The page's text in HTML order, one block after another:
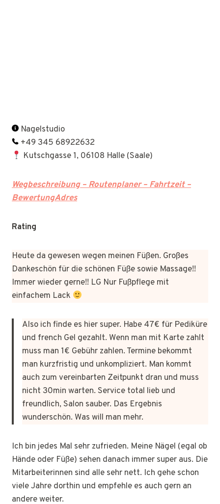
Nagelstudio
+49 345 68922632
Kutschgasse 1, 06108 Halle (Saale)
Wegbeschreibung – Routenplaner – Fahrtzeit –
BewertungAdres
Rating
Heute da gewesen wegen meinen Füßen. Großes
Dankeschön für die schönen Füße sowie Massage!!
Immer wieder gerne!! LG Nur Fußpflege mit
einfachem Lack
Also ich finde es hier super. Habe 47€ für Pediküre
und french Gel gezahlt. Wenn man mit Karte zahlt
muss man 1€ Gebühr zahlen. Termine bekommt
man kurzfristig und unkompliziert. Man kommt
auch zum vereinbarten Zeitpunkt dran und muss
nicht 30min warten. Service total lieb und
freundlich, Salon sauber. Das Ergebnis
wunderschön. Was will man mehr.
Ich bin jedes Mal sehr zufrieden. Meine Nägel (egal ob
Hände oder Füße) sehen danach immer super aus. Die
Mitarbeiterinnen sind alle sehr nett. Ich gehe schon
viele Jahre dorthin und empfehle es auch gern an
andere weiter.